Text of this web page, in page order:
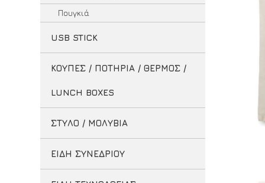
Πουγκιά
USB STICK
ΚΟΥΠΕΣ / ΠΟΤΗΡΙΑ / ΘΕΡΜΟΣ /
LUNCH BOXES
ΣΤΥΛΟ / ΜΟΛΥΒΙΑ
ΕΙΔΗ ΣΥΝΕΔΡΙΟΥ